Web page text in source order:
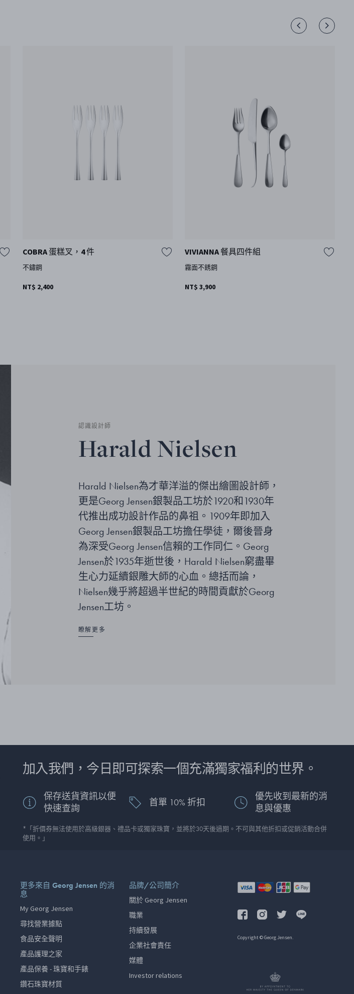
COBRA 蛋糕叉，4 件
不鏽鋼
NT$ 2,400
VIVIANNA 餐具四件組
霧面不銹鋼
NT$ 3,900
認識設計師
Harald Nielsen
Harald Nielsen為才華洋溢的傑出繪圖設計師，
更是Georg Jensen銀製品工坊於1920和1930年
代推出成功設計作品的鼻祖。1909年即加入
Georg Jensen銀製品工坊擔任學徒，爾後晉身
為深受Georg Jensen信賴的工作同仁。Georg
Jensen於1935年逝世後，Harald Nielsen窮盡畢
生心力延續銀雕大師的心血。總括而論，
Nielsen幾乎將超過半世紀的時間貢獻於Georg
Jensen工坊。
瞭解更多
加入我們，今日即可探索一個充滿獨家福利的世界。
保存送貨資訊以便
快速查詢
首單 10% 折扣
優先收到最新的消
息與優惠
*「折價券無法使用於高級銀器、禮品卡或獨家珠寶，並將於30天後過期。不可與其他折扣或促銷活動合併
使用。」
更多來自 Georg Jensen 的消
息
My Georg Jensen
尋找營業據點
食品安全聲明
產品護理之家
產品保養 - 珠寶和手錶
鑽石珠寶材質
品牌/公司簡介
關於 Georg Jensen
職業
持續發展
企業社會責任
媒體
Investor relations
Copyright © Georg Jensen.